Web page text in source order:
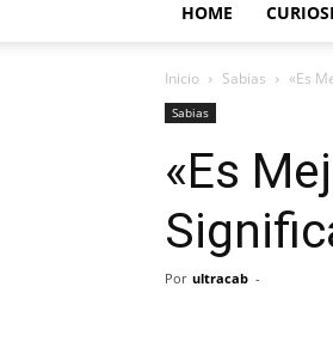
HOME
Inicio Sabias «Es
Sabias
«Es
Por ultracab -